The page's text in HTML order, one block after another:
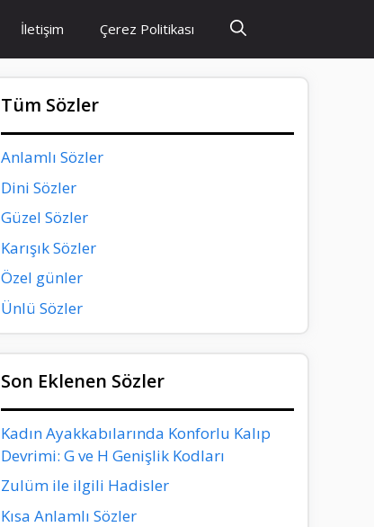
İletişim Çerez Politikası
Tüm Sözler
Anlamlı Sözler
Dini Sözler
Güzel Sözler
Karışık Sözler
Özel günler
Ünlü Sözler
Son Eklenen Sözler
Kadın Ayakkabılarında Konforlu Kalıp
Devrimi: G ve H Genişlik Kodları
Zulüm ile ilgili Hadisler
Kısa Anlamlı Sözler